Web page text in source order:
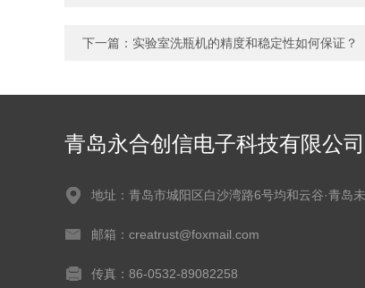
下一篇： 实验室洗瓶机的精度和稳定性如何保证？
青岛永合创信电子科技有限公司
地址：青岛市城阳区白沙湾路6号均和云谷·青岛
邮箱：creatrust@foxmail.com
传真：86-0532-89082258